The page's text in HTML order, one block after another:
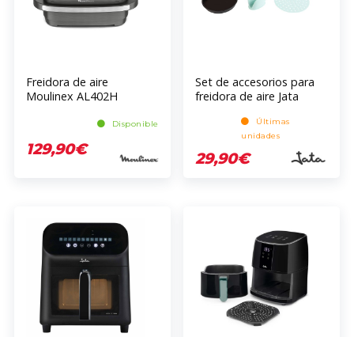
Freidora de aire
Moulinex AL402H
Disponible
129,90€
Set de accesorios para
freidora de aire Jata
Últimas
unidades
29,90€